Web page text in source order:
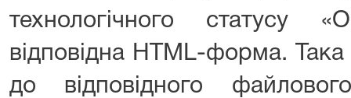
технологічного статусу
відповідна HTML-форма.
до відповідного